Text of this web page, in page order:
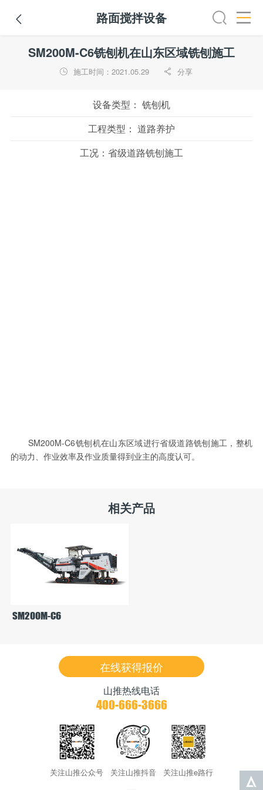
 路面搅拌设备
铣刨机 摊铺机 冷再生机 吊管机 混凝土搅拌设备
SM200M-C6铣刨机在山东区域铣刨施工
 施工时间：2021.05.29  分享
设备类型： 铣刨机
工程类型： 道路养护
工况： 省级道路铣刨施工
SM200M-C6铣刨机在山东区域进行省级道路铣刨施工，整机
的动力、作业效率及作业质量得到业主的高度认可。
相关产品
SM200M-C6
在线获得报价
山推热线电话
400-666-3666
关注山推公众号 关注山推抖音 关注山推e路行